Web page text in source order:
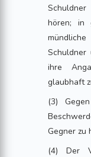
hören; in
Schuldner
ihre
glaubhaft
(3)
Gegner zu
(4) Der